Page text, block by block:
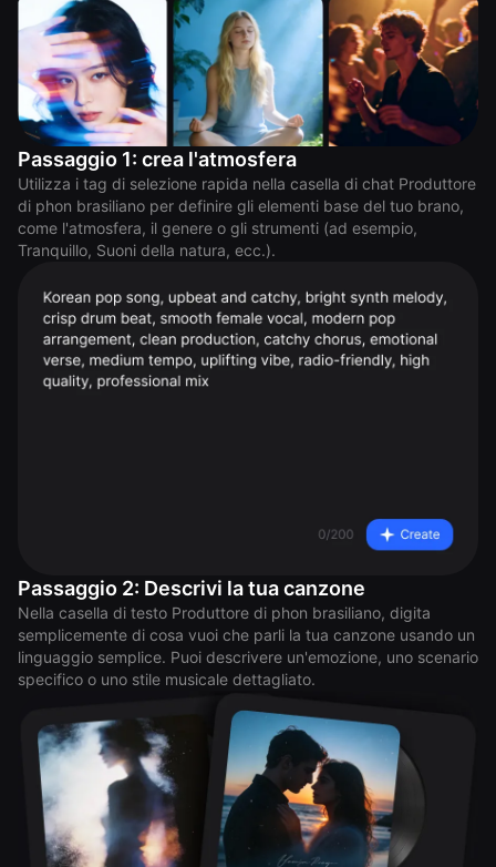
Passaggio 1: crea l'atmosfera
Utilizza i tag di selezione rapida nella casella di chat Produttore
di phon brasiliano per definire gli elementi base del tuo brano,
come l'atmosfera, il genere o gli strumenti (ad esempio,
Tranquillo, Suoni della natura, ecc.).
Passaggio 2: Descrivi la tua canzone
Nella casella di testo Produttore di phon brasiliano, digita
semplicemente di cosa vuoi che parli la tua canzone usando un
linguaggio semplice. Puoi descrivere un'emozione, uno scenario
specifico o uno stile musicale dettagliato.